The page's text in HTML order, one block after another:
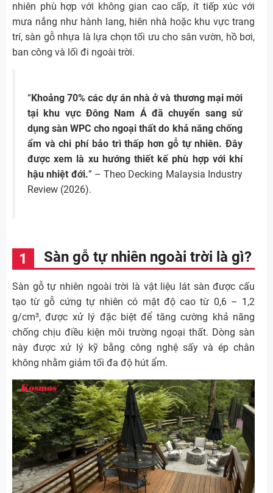
nhiên phù hợp với không gian cao cấp, ít tiếp xúc với
mưa nắng như hành lang, hiên nhà hoặc khu vực trang
trí, sàn gỗ nhựa là lựa chọn tối ưu cho sân vườn, hồ bơi,
ban công và lối đi ngoài trời.
“Khoảng 70% các dự án nhà ở và thương mại mới
tại khu vực Đông Nam Á đã chuyển sang sử
dụng sàn WPC cho ngoại thất do khả năng chống
ẩm và chi phí bảo trì thấp hơn gỗ tự nhiên. Đây
được xem là xu hướng thiết kế phù hợp với khí
hậu nhiệt đới.” – Theo Decking Malaysia Industry
Review (2026).
Sàn gỗ tự nhiên ngoài trời là gì?
Sàn gỗ tự nhiên ngoài trời là vật liệu lát sàn được cấu
tạo từ gỗ cứng tự nhiên có mật độ cao từ 0,6 – 1,2
g/cm³, được xử lý đặc biệt để tăng cường khả năng
chống chịu điều kiện môi trường ngoại thất. Dòng sàn
này được xử lý kỹ bằng công nghệ sấy và ép chân
không nhằm giảm tối đa độ hút ẩm.